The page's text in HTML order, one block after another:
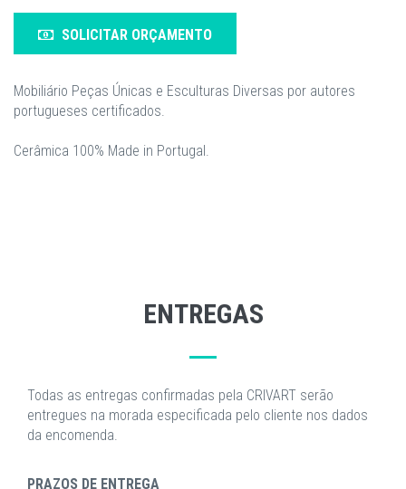
SOLICITAR ORÇAMENTO
Mobiliário Peças Únicas e Esculturas Diversas por autores
portugueses certificados.
Cerâmica 100% Made in Portugal.
ENTREGAS
Todas as entregas confirmadas pela CRIVART serão
entregues na morada especificada pelo cliente nos dados
da encomenda.
PRAZOS DE ENTREGA